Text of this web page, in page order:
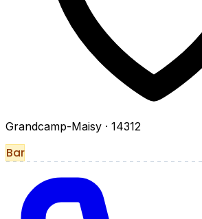
Grandcamp-Maisy · 14312
Bar